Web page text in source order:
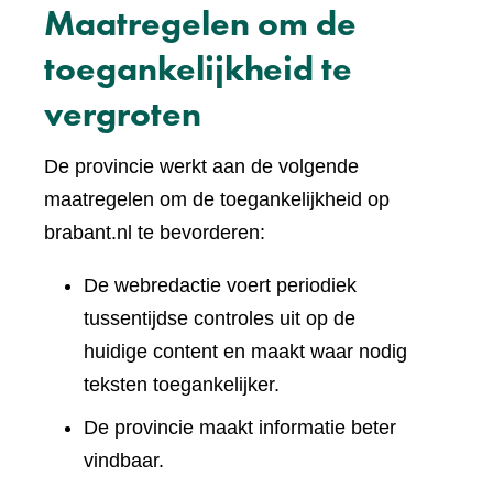
Maatregelen om de
toegankelijkheid te
vergroten
De provincie werkt aan de volgende
maatregelen om de toegankelijkheid op
brabant.nl te bevorderen:
De webredactie voert periodiek
tussentijdse controles uit op de
huidige content en maakt waar nodig
teksten toegankelijker.
De provincie maakt informatie beter
vindbaar.